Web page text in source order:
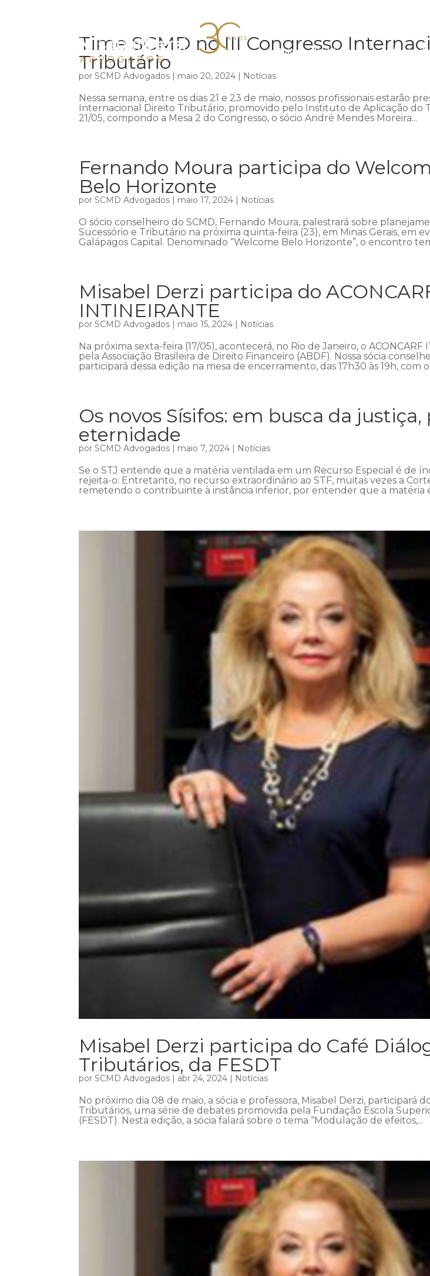
Início Institucional Áreas
Time SCMD no III Congresso
Tributário
porSCMD Advogados | maio 20, 2024 | Notícias
Nessa semana, entre os dias 21 e 23 de maio, nossos profissionais estarão
Internacional Direito Tributário, promovido pelo Instituto de Aplicação do
21/05, compondo a Mesa 2 do Congresso, o sócio André Mendes Moreira...
Fernando Moura participa do
Belo Horizonte
porSCMD Advogados | maio 17, 2024 | Notícias
O sócio conselheiro do SCMD, Fernando Moura, palestrará sobre
Sucessório e Tributário na próxima quinta-feira (23), em Minas Gerais, em
Galápagos Capital. Denominado “Welcome Belo Horizonte”, o encontro
Misabel Derzi participa do
INTINEIRANTE
porSCMD Advogados | maio 15, 2024 | Notícias
Na próxima sexta-feira (17/05), acontecerá, no Rio de Janeiro, o
pela Associação Brasileira de Direito Financeiro (ABDF). Nossa sócia
participará dessa edição na mesa de encerramento, das 17h30 às 19h, com
Os novos Sísifos: em busca da justiça,
eternidade
porSCMD Advogados | maio 7, 2024 | Notícias
Se o STJ entende que a matéria ventilada em um Recurso Especial é de
rejeita-o. Entretanto, no recurso extraordinário ao STF, muitas vezes a
remetendo o contribuinte à instância inferior, por entender que a matéria
Misabel Derzi participa do Café
Tributários, da FESDT
porSCMD Advogados | abr 24, 2024 | Notícias
No próximo dia 08 de maio, a sócia e professora, Misabel Derzi, participará
Tributários, uma série de debates promovida pela Fundação Escola
(FESDT). Nesta edição, a sócia falará sobre o tema “Modulação de efeitos,...